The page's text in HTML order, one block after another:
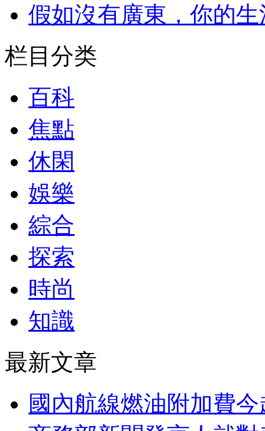
假如沒有廣東，你的
栏目分类
百科
焦點
休閑
娛樂
綜合
探索
時尚
知識
最新文章
國內航線燃油附加費